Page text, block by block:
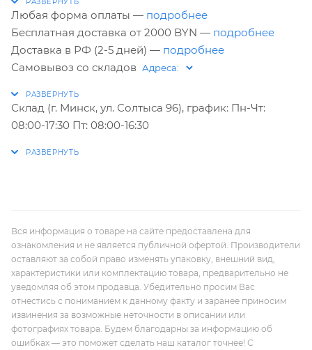
Любая форма оплаты — подробнее
Бесплатная доставка от 2000 BYN — подробнее
Доставка в РФ (2-5 дней) — подробнее
Самовывоз со складов
Склад (г. Минск, ул. Солтыса 96), график: Пн-Чт:
08:00-17:30 Пт: 08:00-16:30
Вся информация о товаре на сайте предоставлена для
ознакомления и не является публичной офертой. Производители
оставляют за собой право изменять упаковку, внешний вид,
характеристики или комплектацию товара, предварительно не
уведомляя об этом продавца. Убедительно просим Вас
отнестись с пониманием к данному факту и заранее приносим
извинения за возможные неточности в описании или
фотографиях товара. Будем благодарны за информацию об
ошибках — это поможет сделать наш каталог точнее! С